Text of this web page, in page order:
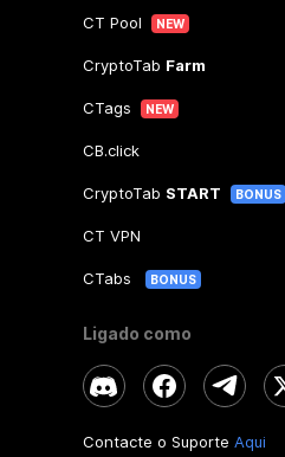
CT Pool NEW
CryptoTab Farm
CTags NEW
CB.click
CryptoTab START BONUS
CT VPN
CTabs BONUS
Ligado como
Contacte o Suporte Aqui